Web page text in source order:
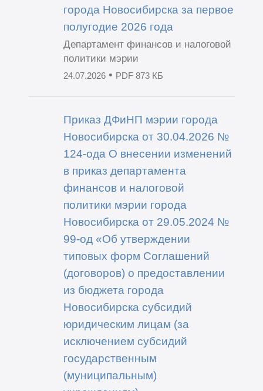
города Новосибирска за первое
полугодие 2026 года
Департамент финансов и налоговой
политики мэрии
24.07.2026• PDF 873 КБ
Приказ ДФиНП мэрии города
Новосибирска от 30.04.2026 №
124-ода О внесении изменений
в приказ департамента
финансов и налоговой
политики мэрии города
Новосибирска от 29.05.2024 №
99-од «Об утверждении
типовых форм Соглашений
(договоров) о предоставлении
из бюджета города
Новосибирска субсидий
юридическим лицам (за
исключением субсидий
государственным
(муниципальным)